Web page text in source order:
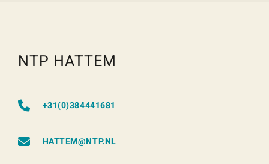
NTP HATTEM
+31(0)384441681
HATTEM@NTP.NL